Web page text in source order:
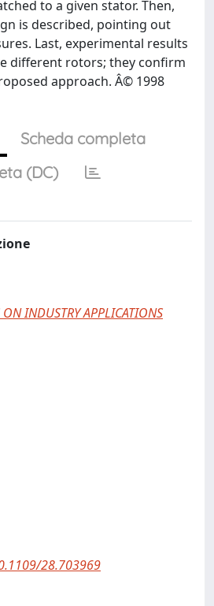
to a given stator. Then,
is described, pointing out
Last, experimental results
different rotors; they confirm
approach. Â© 1998
Scheda completa
(DC)
ON INDUSTRY APPLICATIONS
28.703969